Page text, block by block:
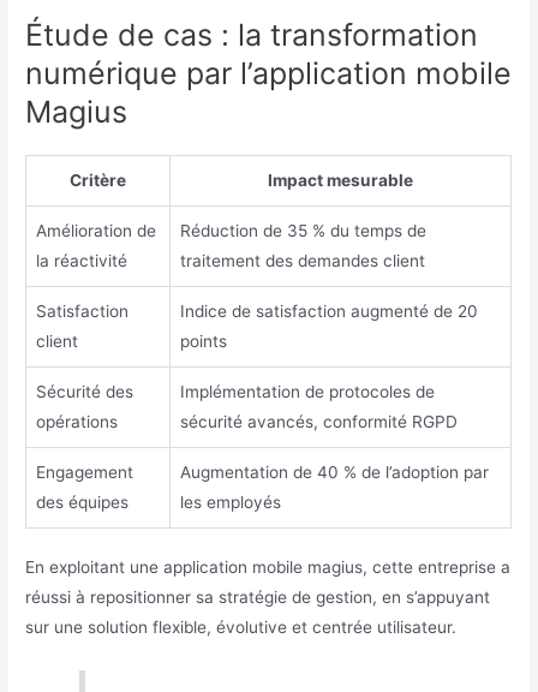
Étude de cas : la transformation
numérique par l’application mobile
Magius
Critère Impact mesurable
Amélioration de
la réactivité
Réduction de 35 % du temps de
traitement des demandes client
Satisfaction
client
Indice de satisfaction augmenté de 20
points
Sécurité des
opérations
Implémentation de protocoles de
sécurité avancés, conformité RGPD
Engagement
des équipes
Augmentation de 40 % de l’adoption par
les employés
En exploitant une application mobile magius, cette entreprise a
réussi à repositionner sa stratégie de gestion, en s’appuyant
sur une solution flexible, évolutive et centrée utilisateur.